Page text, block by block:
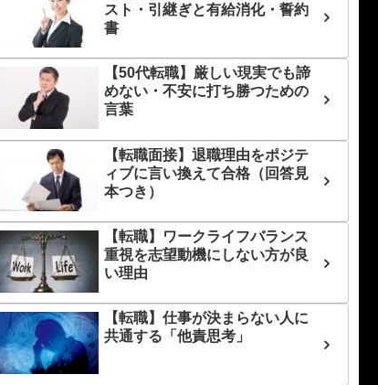
スト・引継ぎと有給消化・誓約
書
【50代転職】厳しい現実でも諦
めない・不安に打ち勝つための
言葉
【転職面接】退職理由をポジテ
ィブに言い換えて合格（回答見
本つき）
【転職】ワークライフバランス
重視を志望動機にしない方が良
い理由
【転職】仕事が決まらない人に
共通する「他責思考」